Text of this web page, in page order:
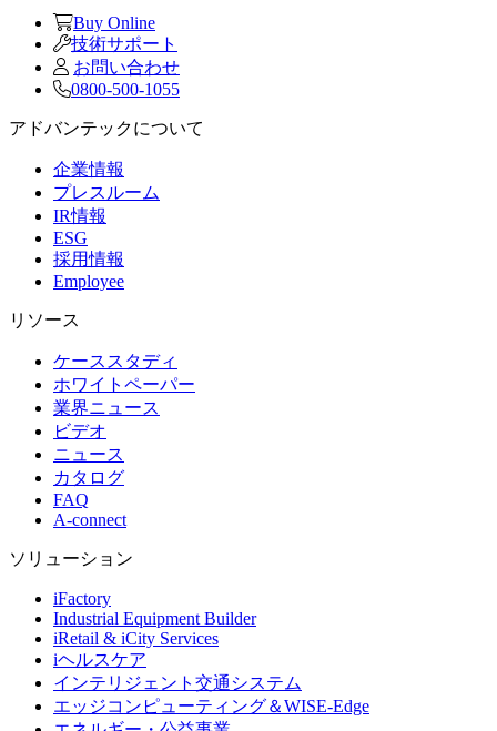
Buy Online
技術サポート
お問い合わせ
0800-500-1055
アドバンテックについて
企業情報
プレスルーム
IR情報
ESG
採用情報
Employee
リソース
ケーススタディ
ホワイトペーパー
業界ニュース
ビデオ
ニュース
カタログ
FAQ
A-connect
ソリューション
iFactory
Industrial Equipment Builder
iRetail & iCity Services
iヘルスケア
インテリジェント交通システム
エッジコンピューティング＆WISE-Edge